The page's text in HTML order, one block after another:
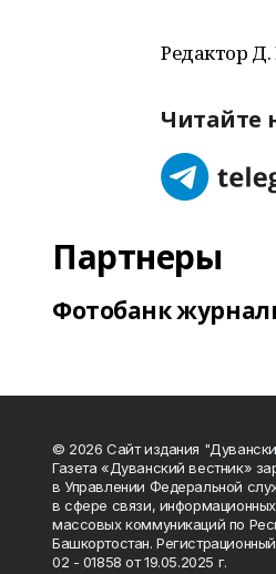
Редактор
Читайте
Партнеры
Фотобанк
© 2026 Сайт издания
Газета «Дуванский вестник»
в Управлении Федеральной
в сфере связи,
массовых коммуникаций по
Башкортостан.
02 - 01858 от 19.05.2025 г.